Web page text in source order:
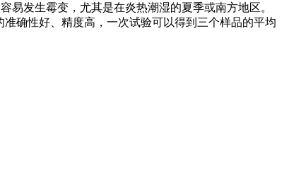
发生霉变，尤其是在炎热潮湿的夏季或南方地区。
确性好、精度高，一次试验可以得到三个样品的平均